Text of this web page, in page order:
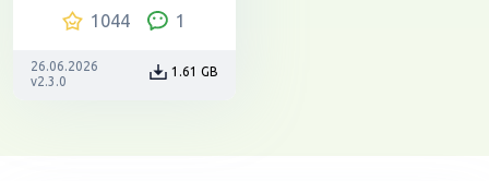
1044 1
26.06.2026
v2.3.0
1.61 GB